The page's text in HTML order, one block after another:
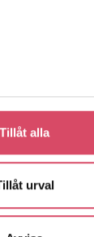
Tillåt alla
urval
med oss av vårt